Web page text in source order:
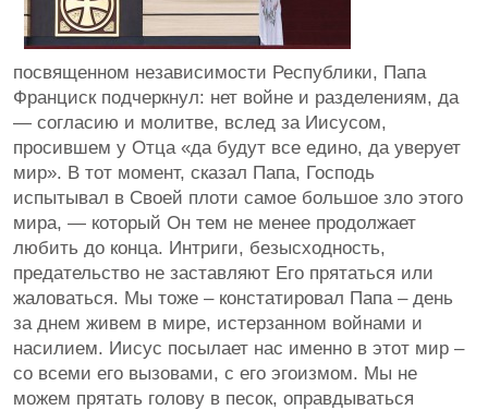
посвященном независимости Республики, Папа
Франциск подчеркнул: нет войне и разделениям, да
— согласию и молитве, вслед за Иисусом,
просившем у Отца «да будут все едино, да уверует
мир». В тот момент, сказал Папа, Господь
испытывал в Своей плоти самое большое зло этого
мира, — который Он тем не менее продолжает
любить до конца. Интриги, безысходность,
предательство не заставляют Его прятаться или
жаловаться. Мы тоже – констатировал Папа – день
за днем живем в мире, истерзанном войнами и
насилием. Иисус посылает нас именно в этот мир –
со всеми его вызовами, с его эгоизмом. Мы не
можем прятать голову в песок, оправдываться